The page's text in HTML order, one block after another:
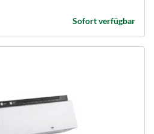
Sofort verfügbar